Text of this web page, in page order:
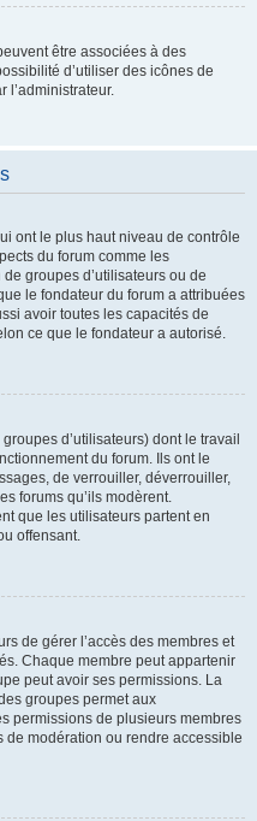
être associées à des
d’utiliser des icônes de
l’administrateur.
ont le plus haut niveau de contrôle
du forum comme les
groupes d’utilisateurs ou de
le fondateur du forum a attribuées
avoir toutes les capacités de
ce que le fondateur a autorisé.
d’utilisateurs) dont le travail
du forum. Ils ont le
de verrouiller, déverrouiller,
forums qu’ils modèrent.
que les utilisateurs partent en
offensant.
de gérer l’accès des membres et
Chaque membre peut appartenir
peut avoir ses permissions. La
groupes permet aux
permissions de plusieurs membres
de modération ou rendre accessible